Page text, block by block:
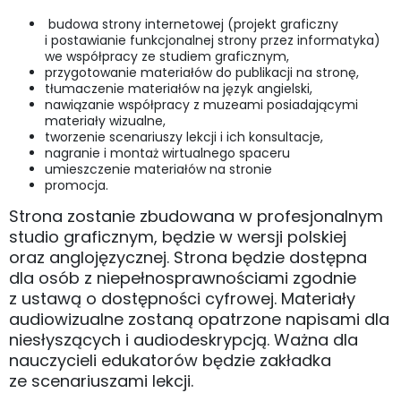
budowa strony internetowej (projekt graficzny
i postawianie funkcjonalnej strony przez informatyka)
we współpracy ze studiem graficznym,
przygotowanie materiałów do publikacji na stronę,
tłumaczenie materiałów na język angielski,
nawiązanie współpracy z muzeami posiadającymi
materiały wizualne,
tworzenie scenariuszy lekcji i ich konsultacje,
nagranie i montaż wirtualnego spaceru
umieszczenie materiałów na stronie
promocja.
Strona zostanie zbudowana w profesjonalnym
studio graficznym, będzie w wersji polskiej
oraz anglojęzycznej. Strona będzie dostępna
dla osób z niepełnosprawnościami zgodnie
z ustawą o dostępności cyfrowej. Materiały
audiowizualne zostaną opatrzone napisami dla
niesłyszących i audiodeskrypcją. Ważna dla
nauczycieli edukatorów będzie zakładka
ze scenariuszami lekcji.